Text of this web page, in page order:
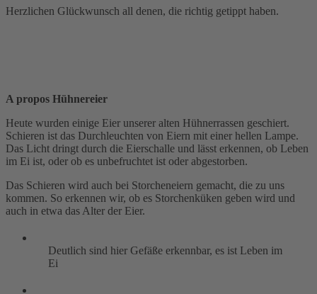
Herzlichen Glückwunsch all denen, die richtig getippt haben.
A propos Hühnereier
Heute wurden einige Eier unserer alten Hühnerrassen geschiert.
Schieren ist das Durchleuchten von Eiern mit einer hellen Lampe.
Das Licht dringt durch die Eierschalle und lässt erkennen, ob Leben
im Ei ist, oder ob es unbefruchtet ist oder abgestorben.
Das Schieren wird auch bei Storcheneiern gemacht, die zu uns
kommen. So erkennen wir, ob es Storchenküken geben wird und
auch in etwa das Alter der Eier.
Deutlich sind hier Gefäße erkennbar, es ist Leben im
Ei